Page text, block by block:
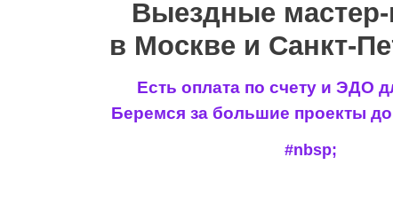
в Москве и Санкт-
Есть оплата по счету и ЭДО
Беремся за большие проекты до
#nbsp;